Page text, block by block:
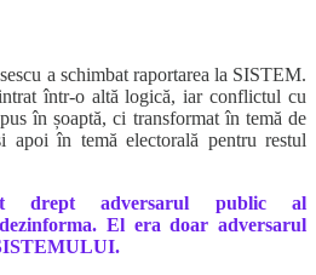
a schimbat raportarea la SISTEM.
într-o altă logică, iar conflictul cu
în șoaptă, ci transformat în temă de
apoi în temă electorală pentru restul
drept adversarul public al
El era doar adversarul